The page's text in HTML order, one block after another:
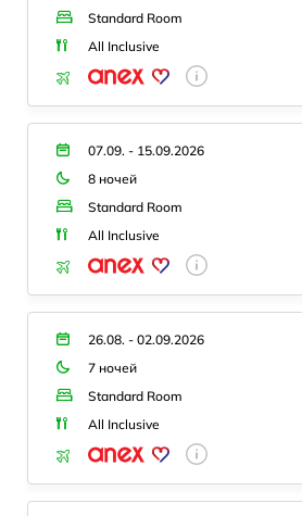
Standard Room
All Inclusive
07.09. - 15.09.2026
8 ночей
Standard Room
All Inclusive
26.08. - 02.09.2026
7 ночей
Standard Room
All Inclusive